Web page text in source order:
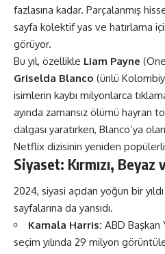
fazlasına kadar. Parçalanmış
sayfa kolektif yas ve hatırlama
görüyor.
Bu yıl, özellikle Liam Payne
Griselda Blanco (ünlü
isimlerin kaybı milyonlarca
ayında zamansız ölümü hayran
dalgası yaratırken, Blanco’ya
Netflix dizisinin yeniden
Siyaset: Kırmızı, Beyaz
2024, siyasi açıdan yoğun bir
sayfalarına da yansıdı.
Kamala Harris: ABD Başkan
seçim yılında 29 milyon